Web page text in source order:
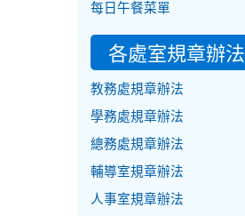
每日午餐菜單
各處室規章辦法
教務處規章辦法
學務處規章辦法
總務處規章辦法
輔導室規章辦法
人事室規章辦法